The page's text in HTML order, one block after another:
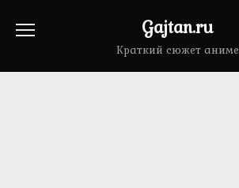
Gajtan.ru
Краткий сюжет аниме